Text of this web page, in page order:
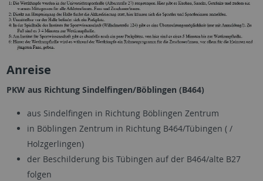
Anreise
PKW aus Richtung Sindelfingen/Böblingen (B464)
aus Sindelfingen in Richtung Böblingen Zentrum
in Böblingen Zentrum in Richtung B464/Tübingen ( /
Holzgerlingen)
der Beschilderung bis Tübingen auf der B464/alte B27
folgen